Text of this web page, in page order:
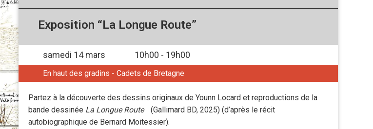
Exposition “La Longue Route”
samedi 14 mars 10h00 - 19h00
En haut des gradins - Cadets de Bretagne
Partez à la découverte des dessins originaux de Younn Locard et reproductions de la
bande dessinée La Longue Route
(Gallimard BD, 2025) (d’après le récit
autobiographique de Bernard Moitessier).